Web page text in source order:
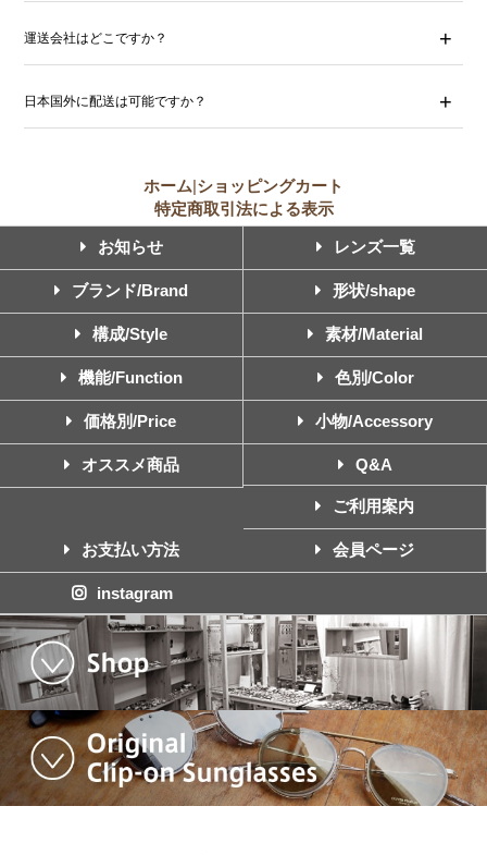
運送会社はどこですか？
日本国外に配送は可能ですか？
ホーム|ショッピングカート
特定商取引法による表示
お知らせ レンズ一覧
ブランド/Brand 形状/shape
構成/Style 素材/Material
機能/Function 色別/Color
価格別/Price 小物/Accessory
オススメ商品 Q&A
ご利用案内
お支払い方法 会員ページ
instagram